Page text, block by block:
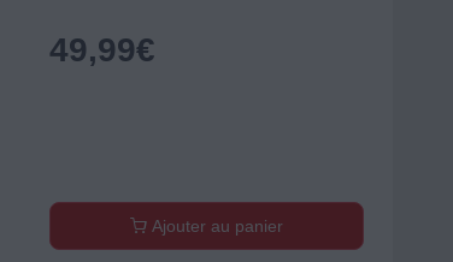
49,99€
Ajouter au panier